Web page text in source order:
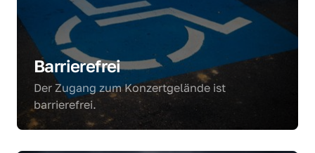
Barrierefrei
Der Zugang zum Konzertgelände ist
barrierefrei.